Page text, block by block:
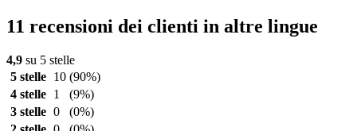
11 recensioni dei clienti in altre lingue
4,9 su 5 stelle
5 stelle
10 (90%)
4 stelle
1
(9%)
3 stelle 0
(0%)